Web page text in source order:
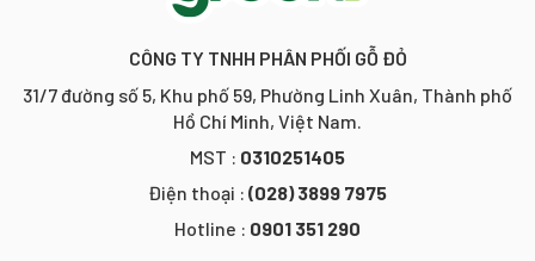
CÔNG TY TNHH PHÂN PHỐI GỖ ĐỎ
31/7 đường số 5, Khu phố 59, Phường Linh Xuân, Thành phố
Hồ Chí Minh, Việt Nam.
MST : 0310251405
Điện thoại : (028) 3899 7975
Hotline : 0901 351 290